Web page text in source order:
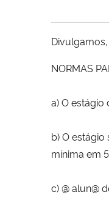
NORMAS
a) O estágio
b) O
mínima em
c) @ alun@